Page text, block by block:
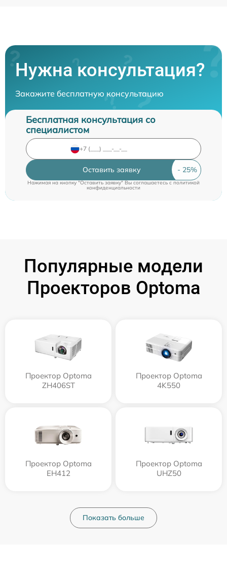
Нужна консультация?
Закажите бесплатную консультацию
Бесплатная консультация со
специалистом
Оставить заявку
Нажимая на кнопку "Оставить заявку" Вы соглашаетесь cполитикой
конфиденциальности
Популярные модели
Проекторов Optoma
Проектор Optoma
ZH406ST
Проектор Optoma
4K550
Проектор Optoma
EH412
Проектор Optoma
UHZ50
Показать больше